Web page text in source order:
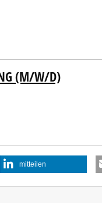
(M/W/D)
mitteilen